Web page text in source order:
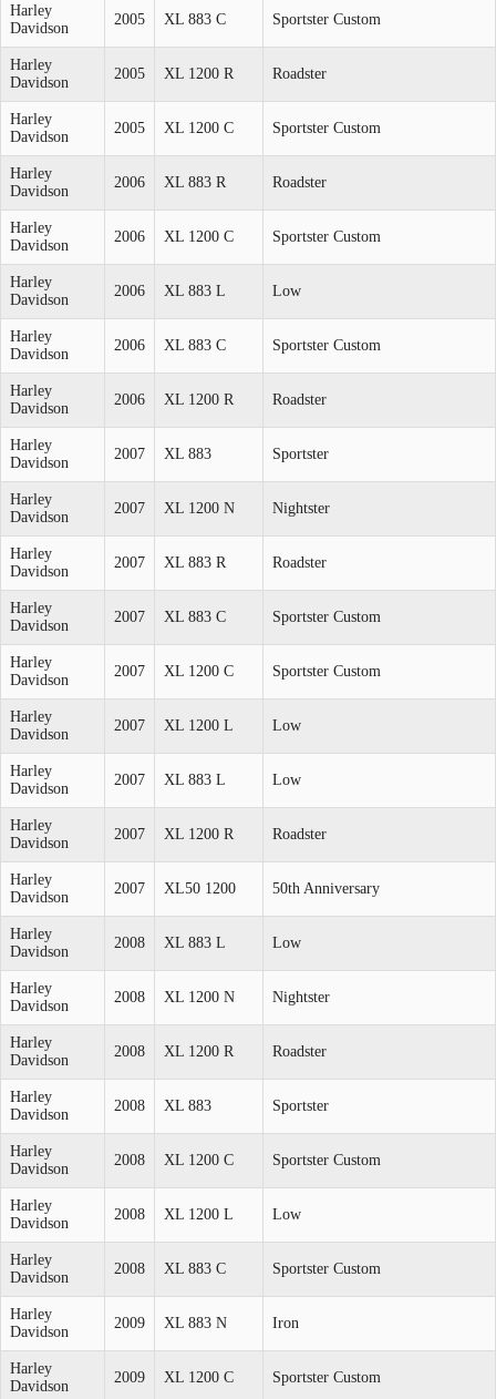
Harley
Davidson
2005 XL 883 C Sportster Custom
Harley
Davidson
2005 XL 1200 R Roadster
Harley
Davidson
2005 XL 1200 C Sportster Custom
Harley
Davidson
2006 XL 883 R Roadster
Harley
Davidson
2006 XL 1200 C Sportster Custom
Harley
Davidson
2006 XL 883 L Low
Harley
Davidson
2006 XL 883 C Sportster Custom
Harley
Davidson
2006 XL 1200 R Roadster
Harley
Davidson
2007 XL 883 Sportster
Harley
Davidson
2007 XL 1200 N Nightster
Harley
Davidson
2007 XL 883 R Roadster
Harley
Davidson
2007 XL 883 C Sportster Custom
Harley
Davidson
2007 XL 1200 C Sportster Custom
Harley
Davidson
2007 XL 1200 L Low
Harley
Davidson
2007 XL 883 L Low
Harley
Davidson
2007 XL 1200 R Roadster
Harley
Davidson
2007 XL50 1200 50th Anniversary
Harley
Davidson
2008 XL 883 L Low
Harley
Davidson
2008 XL 1200 N Nightster
Harley
Davidson
2008 XL 1200 R Roadster
Harley
Davidson
2008 XL 883 Sportster
Harley
Davidson
2008 XL 1200 C Sportster Custom
Harley
Davidson
2008 XL 1200 L Low
Harley
Davidson
2008 XL 883 C Sportster Custom
Harley
Davidson
2009 XL 883 N Iron
Harley
Davidson
2009 XL 1200 C Sportster Custom